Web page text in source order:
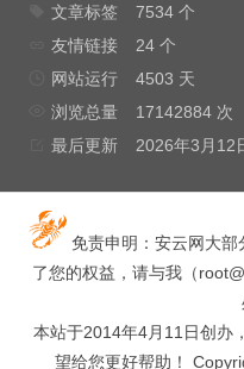
文章标签
7534 个
友情链接
24 个
网站运行
4503 天
浏览总量
17142884 次
最后更新
2026年3月12
免责申明：安云网大
了您的权益，请与我（
本站于2014年4月11日创办
望给您更好帮助！